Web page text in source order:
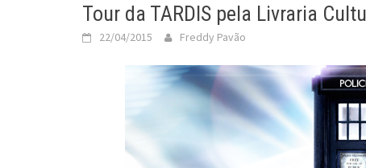
Tour da TARDIS pela Livraria
22/04/2015 Freddy Pavão